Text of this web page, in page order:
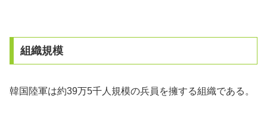
組織規模
韓国陸軍は約39万5千人規模の兵員を擁する組織である。